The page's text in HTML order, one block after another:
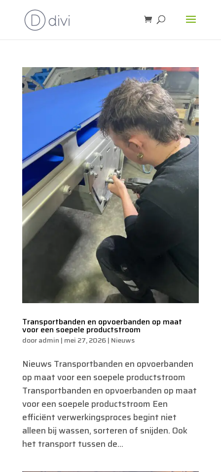
Transportbanden en opvoerbanden op maat
voor een soepele productstroom
dooradmin | mei 27, 2026| Nieuws
Nieuws Transportbanden en opvoerbanden
op maat voor een soepele productstroom
Transportbanden en opvoerbanden op maat
voor een soepele productstroom Een
efficiënt verwerkingsproces begint niet
alleen bij wassen, sorteren of snijden. Ook
het transport tussen de...